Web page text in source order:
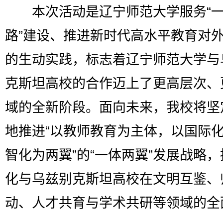
本次活动是辽宁师范大学服务“
路”建设、推进新时代高水平教育对
的生动实践，标志着辽宁师范大学
克斯坦高校的合作迈上了更高层次
域的全新阶段。面向未来，我校将
地推进“以教师教育为主体，以国际
智化为两翼”的“一体两翼”发展战略
化与乌兹别克斯坦高校在文明互鉴
动、人才共育与学术共研等领域的